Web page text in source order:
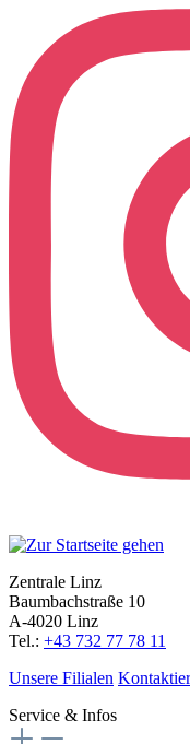
Zentrale Linz
Baumbachstraße 10
A-4020 Linz
Tel.: +43 732 77 78 11
Unsere Filialen
Service & Infos